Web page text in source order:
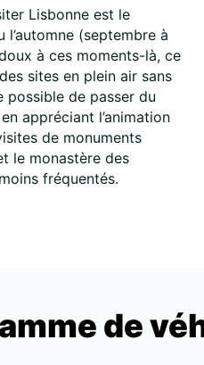
Lisbonne est le
(septembre à
à ces moments-là, ce
sites en plein air sans
possible de passer du
appréciant l’animation
de monuments
le monastère des
fréquentés.
de